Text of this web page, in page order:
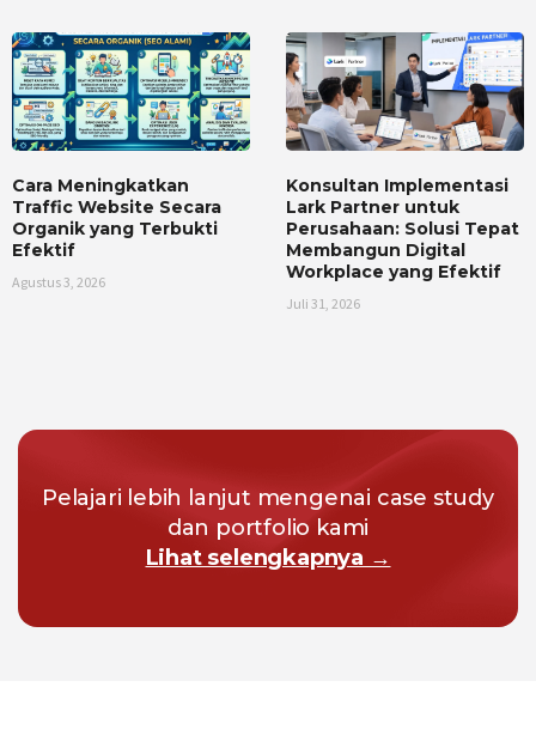
Cara Meningkatkan
Traffic Website Secara
Organik yang Terbukti
Efektif
Agustus 3, 2026
Konsultan Implementasi
Lark Partner untuk
Perusahaan: Solusi Tepat
Membangun Digital
Workplace yang Efektif
Juli 31, 2026
Pelajari lebih lanjut mengenai case study
dan portfolio kami
Lihat selengkapnya →